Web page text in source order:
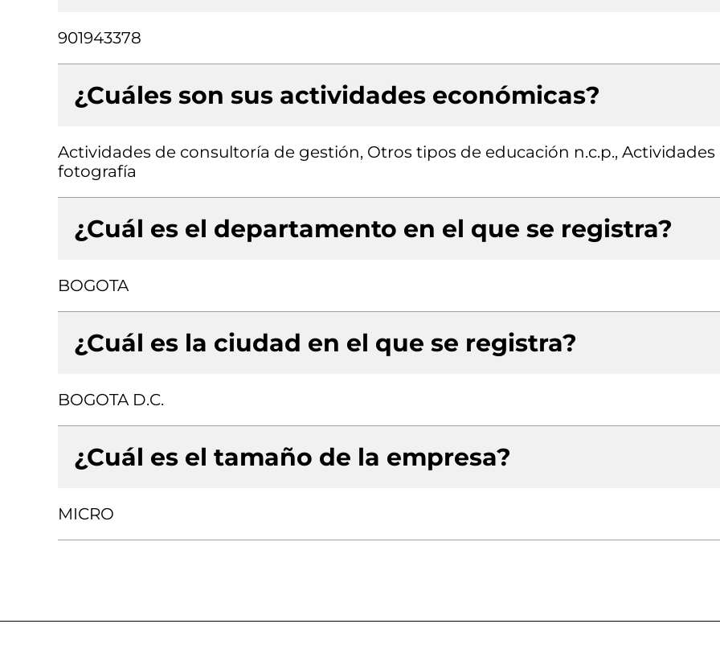
901943378
¿Cuáles son sus actividades económicas?
Actividades de consultoría de gestión, Otros tipos de educación n.c.p., Actividades
fotografía
¿Cuál es el departamento en el que se registra?
BOGOTA
¿Cuál es la ciudad en el que se registra?
BOGOTA D.C.
¿Cuál es el tamaño de la empresa?
MICRO